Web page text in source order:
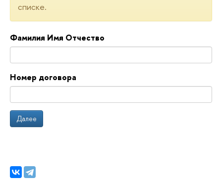
списке.
Фамилия Имя Отчество
Номер договора
Далее